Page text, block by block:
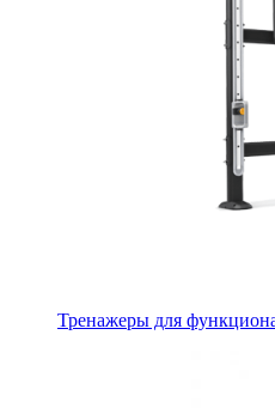
Тренажеры для